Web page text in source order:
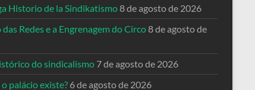
Historio de la Sindikatismo8 de agosto de 2026
Redes e a Engrenagem do Circo8 de agosto de
do sindicalismo 7 de agosto de 2026
palácio existe? 6 de agosto de 2026